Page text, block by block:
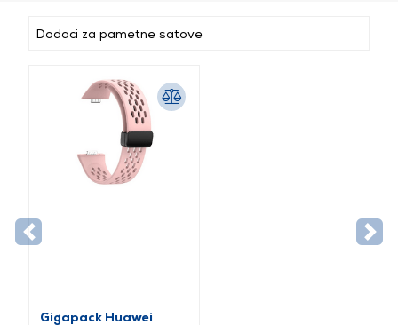
Dodaci za pametne satove
Gigapack Huawei